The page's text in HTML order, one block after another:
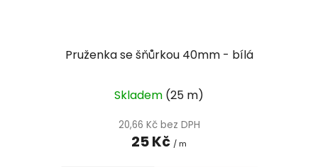
Pruženka se šňůrkou 40mm - bílá
Skladem (25 m)
20,66 Kč bez DPH
25 Kč / m